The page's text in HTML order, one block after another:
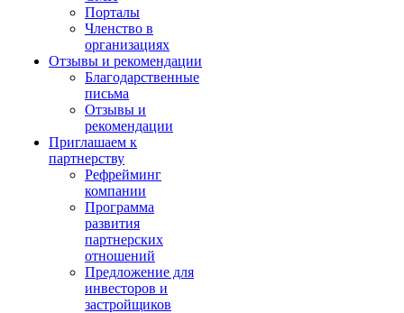
Порталы
Членство в
организациях
Отзывы и рекомендации
Благодарственные
письма
Отзывы и
рекомендации
Приглашаем к
партнерству
Рефрейминг
компании
Программа
развития
партнерских
отношений
Предложение для
инвесторов и
застройщиков